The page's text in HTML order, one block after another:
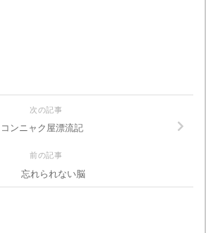
次の記事
コンニャク屋漂流記
前の記事
忘れられない脳